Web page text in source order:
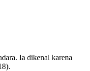
Ia dikenal karena